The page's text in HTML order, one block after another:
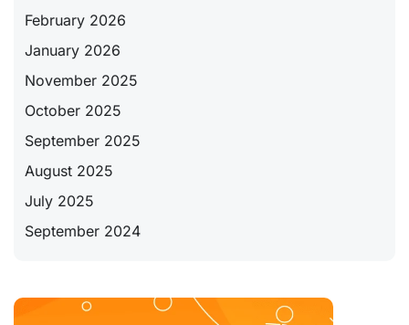
February 2026
January 2026
November 2025
October 2025
September 2025
August 2025
July 2025
September 2024